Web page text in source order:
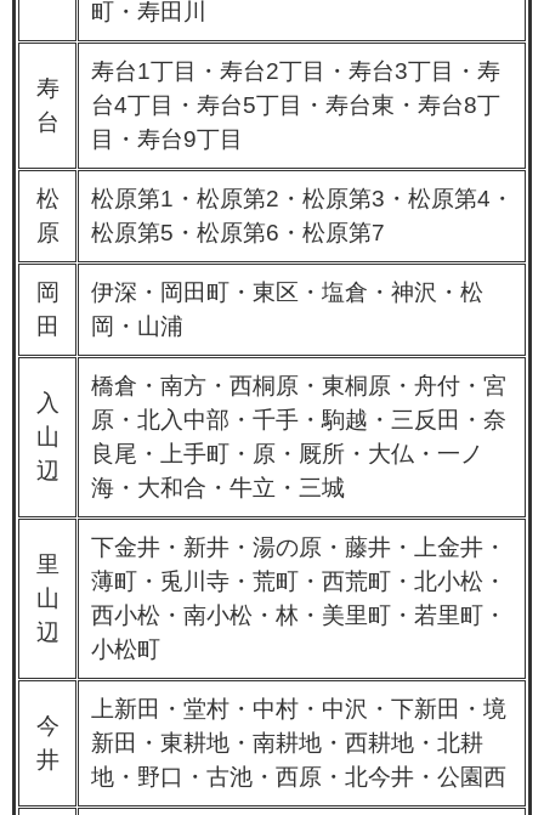
町・寿田川
寿
台
寿台1丁目・寿台2丁目・寿台3丁目・寿
台4丁目・寿台5丁目・寿台東・寿台8丁
目・寿台9丁目
松
原
松原第1・松原第2・松原第3・松原第4・
松原第5・松原第6・松原第7
岡
田
伊深・岡田町・東区・塩倉・神沢・松
岡・山浦​
入
山
辺
橋倉・南方・西桐原・東桐原・舟付・宮
原・北入中部・千手・駒越・三反田・奈
良尾・上手町・原・厩所・大仏・一ノ
海・大和合・牛立・三城
里
山
辺
下金井・新井・湯の原・藤井・上金井・
薄町・兎川寺・荒町・西荒町・北小松・
西小松・南小松・林・美里町・若里町・
小松町
今
井
上新田・堂村・中村・中沢・下新田・境
新田・東耕地・南耕地・西耕地・北耕
地・野口・古池・西原・北今井・公園西